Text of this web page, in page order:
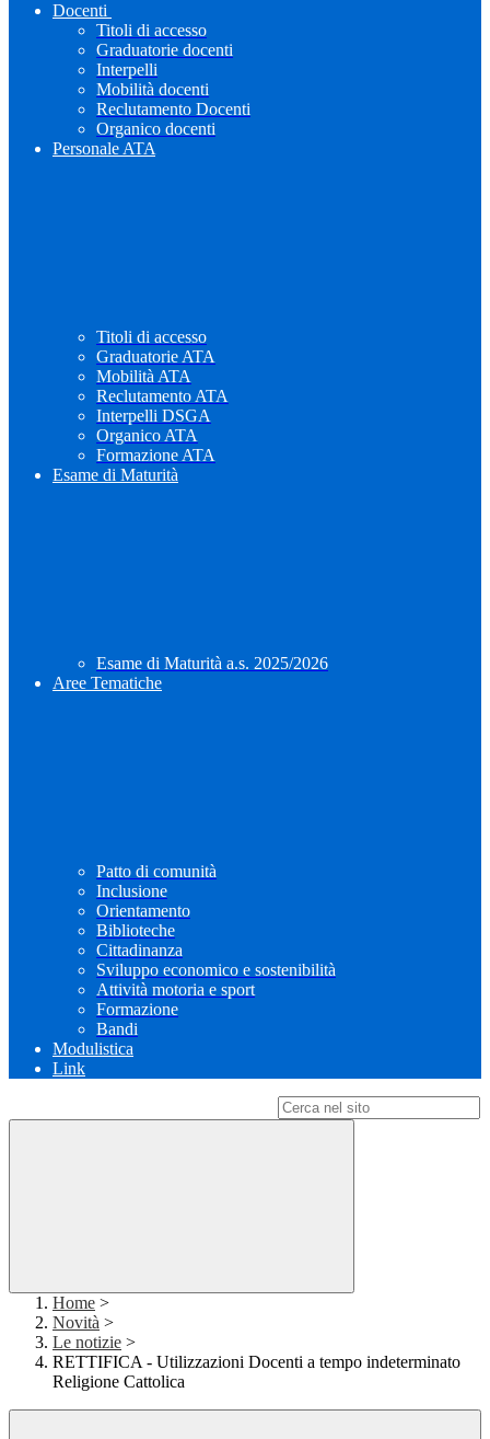
Docenti
Titoli di accesso
Graduatorie docenti
Interpelli
Mobilità docenti
Reclutamento Docenti
Organico docenti
Personale ATA
Titoli di accesso
Graduatorie ATA
Mobilità ATA
Reclutamento ATA
Interpelli DSGA
Organico ATA
Formazione ATA
Esame di Maturità
Esame di Maturità a.s. 2025/2026
Aree Tematiche
Patto di comunità
Inclusione
Orientamento
Biblioteche
Cittadinanza
Sviluppo economico e sostenibilità
Attività motoria e sport
Formazione
Bandi
Modulistica
Link
Home >
Novità >
Le notizie >
RETTIFICA - Utilizzazioni Docenti a tempo indeterminato
Religione Cattolica